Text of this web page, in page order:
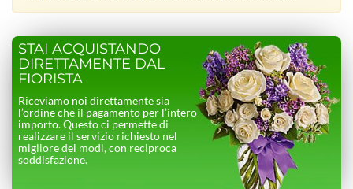
STAI ACQUISTANDO
DIRETTAMENTE DAL
FIORISTA
Riceviamo noi direttamente sia
l’ordine che il pagamento per l’intero
importo. Questo ci permette di
realizzare il servizio richiesto nel
migliore dei modi, con reciproca
soddisfazione.